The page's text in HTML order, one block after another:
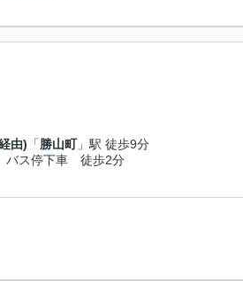
由) 「勝山町」駅 徒歩9分
バス停下車 徒歩2分